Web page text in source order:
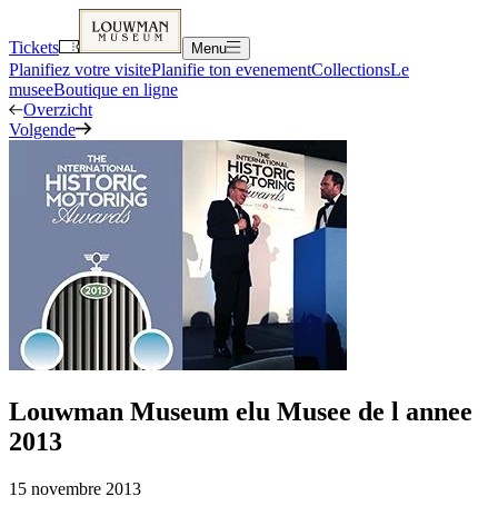
Tickets Menu
Planifiez votre visitePlanifie ton evenementCollectionsLe
museeBoutique en ligne
Overzicht
Volgende
Louwman Museum elu Musee de l annee
2013
15 novembre 2013